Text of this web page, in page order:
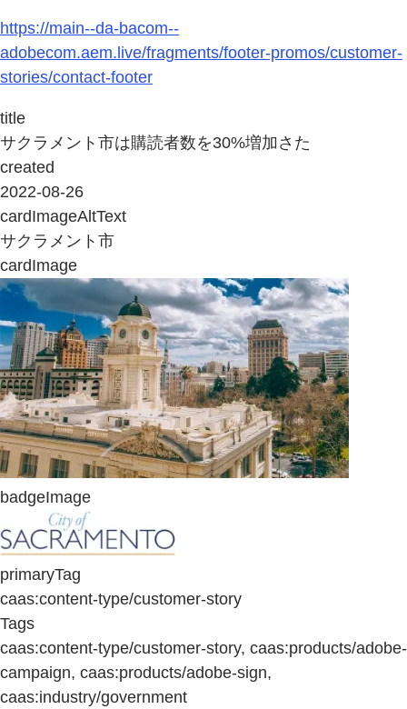
https://main--da-bacom--
adobecom.aem.live/fragments/footer-promos/customer-
stories/contact-footer
title
サクラメント市は購読者数を30%増加さた
created
2022-08-26
cardImageAltText
サクラメント市
cardImage
badgeImage
primaryTag
caas:content-type/customer-story
Tags
caas:content-type/customer-story, caas:products/adobe-
campaign, caas:products/adobe-sign,
caas:industry/government